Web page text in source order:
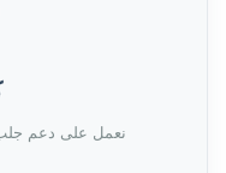
نعمل على دعم جلب